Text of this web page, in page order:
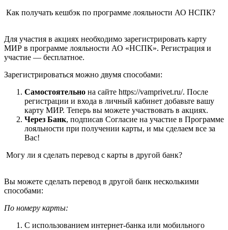
Как получать кешбэк по программе лояльности АО НСПК?
Для участия в акциях необходимо зарегистрировать карту
МИР в программе лояльности АО «НСПК». Регистрация и
участие — бесплатное.
Зарегистрироваться можно двумя способами:
Самостоятельно на сайте https://vamprivet.ru/. После
регистрации и входа в личный кабинет добавьте вашу
карту МИР. Теперь вы можете участвовать в акциях.
Через Банк, подписав Согласие на участие в Программе
лояльности при получении карты, и мы сделаем все за
Вас!
Могу ли я сделать перевод с карты в другой банк?
Вы можете сделать перевод в другой банк несколькими
способами:
По номеру карты:
С использованием интернет-банка или мобильного